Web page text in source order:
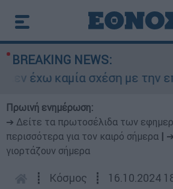
BREAKING NEWS:
καμία σχέση με την
Πρωινή ενημέρωση:
➔ Δείτε τα πρωτοσέλιδα των
περισσότερα για τον καιρό σήμερα
γιορτάζουν σήμερα
┋ Κόσμος ┋ 16.10.2024